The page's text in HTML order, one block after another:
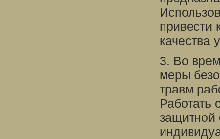
привести
качества
3. Во
меры
травм
Работать
защитной